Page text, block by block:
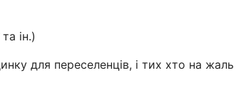
ін.)
для переселенців, і тих хто на жаль